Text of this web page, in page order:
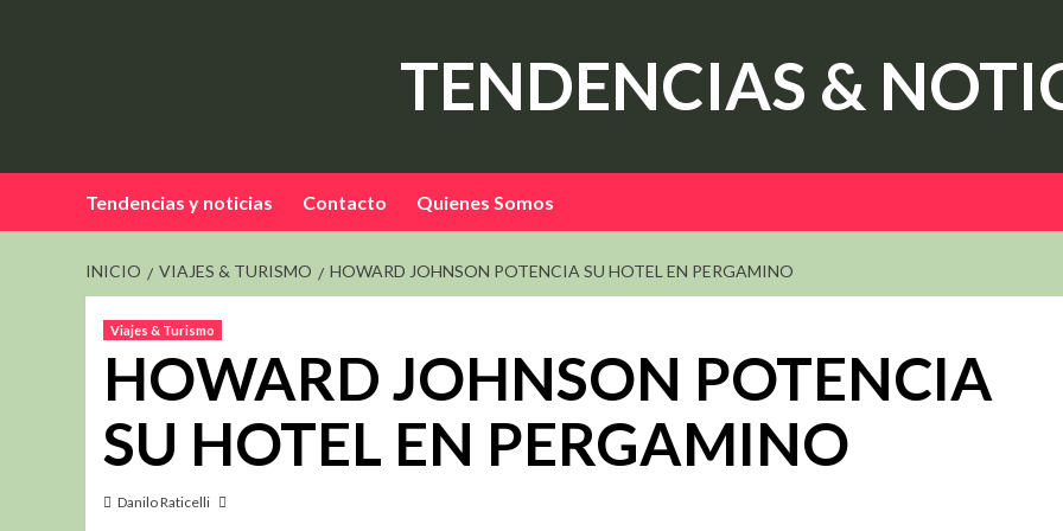
TENDENCIAS &
Tendencias y noticias Contacto Quienes Somos
INICIO VIAJES & TURISMO HOWARD JOHNSON POTENCIA SU HOTEL EN PERGAMINO
Viajes & Turismo
HOWARD JOHNSON POTENCIA
SU HOTEL EN PERGAMINO
Danilo Raticelli